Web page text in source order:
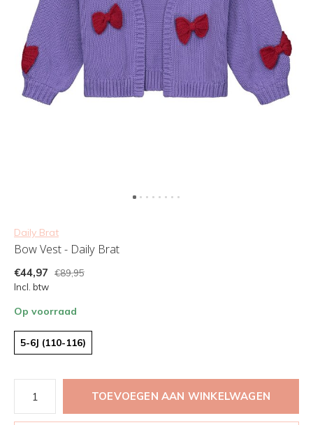
Daily Brat
Bow Vest - Daily Brat
€44,97
€89,95
Incl. btw
Op voorraad
5-6J (110-116)
TOEVOEGEN AAN WINKELWAGEN